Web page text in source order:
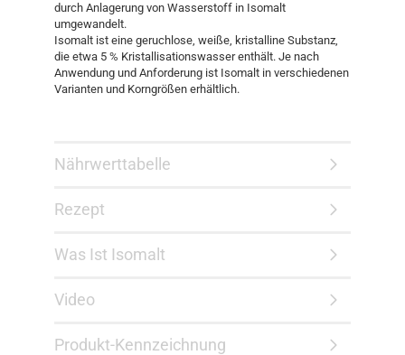
durch Anlagerung von Wasserstoff in Isomalt
umgewandelt.
Isomalt ist eine geruchlose, weiße, kristalline Substanz,
die etwa 5 % Kristallisationswasser enthält. Je nach
Anwendung und Anforderung ist Isomalt in verschiedenen
Varianten und Korngrößen erhältlich.
Nährwerttabelle
Rezept
Was Ist Isomalt
Video
Produkt-Kennzeichnung